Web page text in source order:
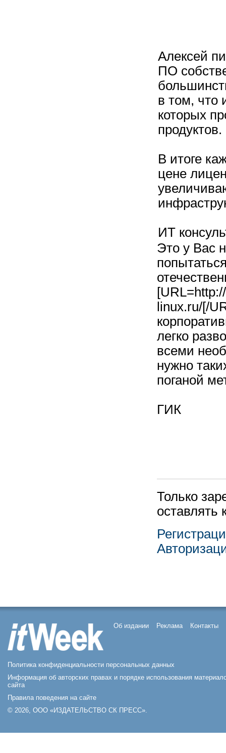
Алексей
ПО
в том, что
которых
продуктов.
В итоге
цене
ИТ
Это у Вас
linux.ru/[/
легко
всеми
нужно
поганой
ГИК
Только
оставлять
Об издании Реклама Контакты
Политика конфиденциальности персональных данных
Информация об авторских правах и порядке использования
сайта
Правила поведения на сайте
© 2026, ООО «ИЗДАТЕЛЬСТВО СК ПРЕСС».